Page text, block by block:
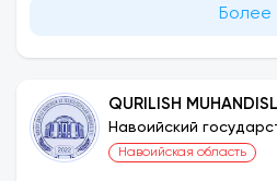
Более
QURILISH
MATERIALLARI,
Навоийский
технологический
Навоийская область